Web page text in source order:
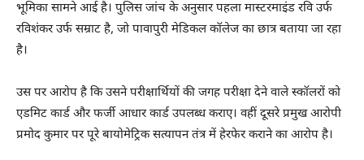
भूमिका सामने आई है। पुलिस जांच के अनुसार पहला मास्टरमाइंड रवि उर्फ
रविशंकर उर्फ सम्राट है, जो पावापुरी मेडिकल कॉलेज का छात्र बताया जा रहा
है।
उस पर आरोप है कि उसने परीक्षार्थियों की जगह परीक्षा देने वाले स्कॉलरों को
एडमिट कार्ड और फर्जी आधार कार्ड उपलब्ध कराए। वहीं दूसरे प्रमुख आरोपी
प्रमोद कुमार पर पूरे बायोमेट्रिक सत्यापन तंत्र में हेरफेर कराने का आरोप है।